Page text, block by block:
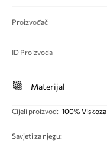
Proizvođač
ID Proizvoda
Materijal
Cijeli proizvod: 100% Viskoza
Savjeti za njegu: